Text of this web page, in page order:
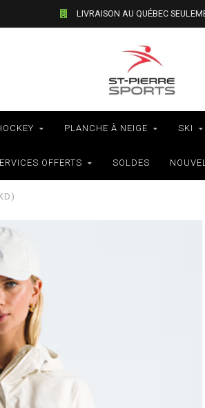
LIVRAISON AU QUÉBEC
PLANCHE À NEIGE SKI
OFFERTS SOLDES